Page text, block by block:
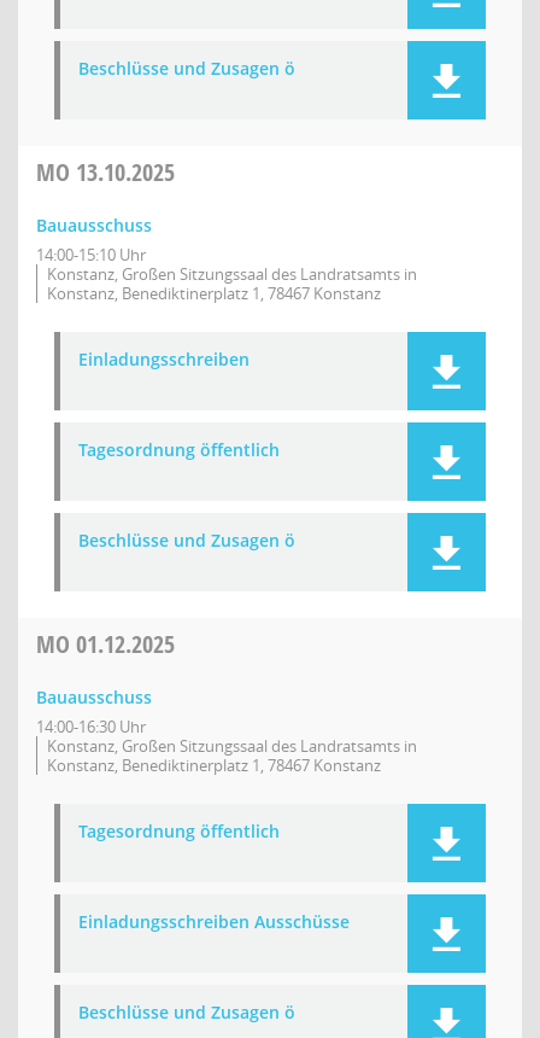
Beschlüsse und Zusagen ö
MO 13.10.2025
Bauausschuss
14:00-15:10 Uhr
Konstanz, Großen Sitzungssaal des Landratsamts in
Konstanz, Benediktinerplatz 1, 78467 Konstanz
Einladungsschreiben
Tagesordnung öffentlich
Beschlüsse und Zusagen ö
MO 01.12.2025
Bauausschuss
14:00-16:30 Uhr
Konstanz, Großen Sitzungssaal des Landratsamts in
Konstanz, Benediktinerplatz 1, 78467 Konstanz
Tagesordnung öffentlich
Einladungsschreiben Ausschüsse
Beschlüsse und Zusagen ö